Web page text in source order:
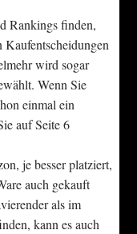
Rankings finden,
Kaufentscheidungen
wird sogar
Wenn Sie
einmal ein
auf Seite 6
je besser platziert,
auch gekauft
als im
kann es auch